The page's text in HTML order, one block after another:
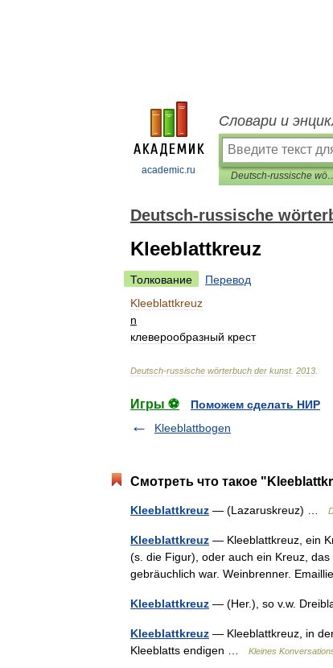
academic.ru
Словари и
Deutsch-
Deutsch-russische
Kleeblattkreuz
Толкование
Перевод
Kleeblattkreuz
n
клеверообразный крест
Deutsch-russische wörterbuch der kunst. 2013
Игры ⚽
Поможем сделать НИР
Kleeblattbogen
Смотреть что такое
Kleeblattkreuz — (Lazaruskreuz) …
Kleeblattkreuz — Kleeblattkreuz, ein
(s. die Figur), oder auch ein Kreuz,
gebräuchlich war. Weinbrenner.
Kleeblattkreuz — (Her.), so v.w.
Kleeblattkreuz — Kleeblattkreuz, in
Kleeblatts endigen …
Kleines